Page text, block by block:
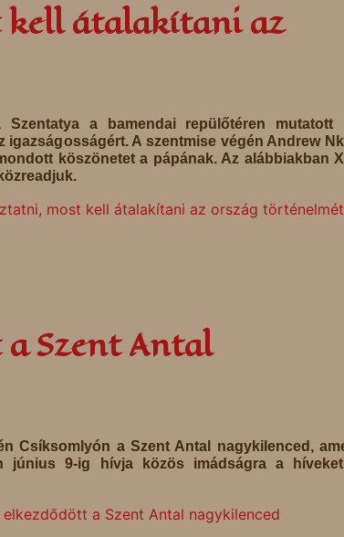
átalakítani az
Szentatya a bamendai repülőtéren mutatott
igazságosságért. A szentmise végén Andrew
köszönetet a pápának. Az alábbiakban
most kell átalakítani az ország
Szent Antal
Csíksomlyón a Szent Antal nagykilenced,
június 9-ig hívja közös imádságra a
a Szent Antal nagykilenced